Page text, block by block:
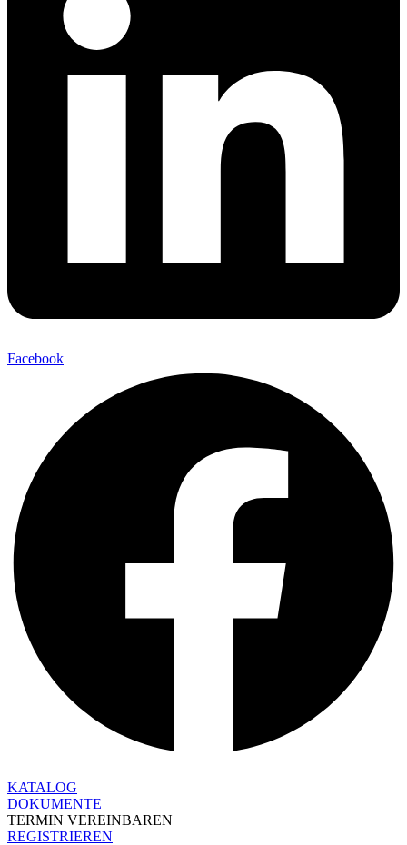
Facebook
KATALOG
DOKUMENTE
TERMIN VEREINBAREN
REGISTRIEREN